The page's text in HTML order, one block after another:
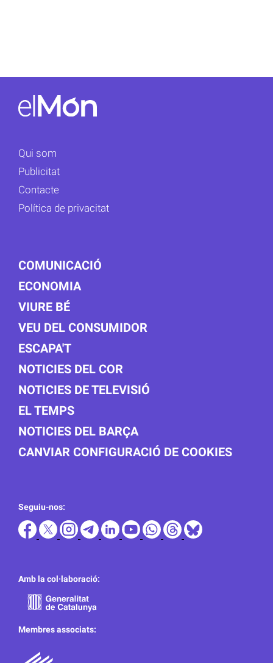
Qui som
Publicitat
Contacte
Política de privacitat
COMUNICACIÓ
ECONOMIA
VIURE BÉ
VEU DEL CONSUMIDOR
ESCAPA'T
NOTICIES DEL COR
NOTICIES DE TELEVISIÓ
EL TEMPS
NOTICIES DEL BARÇA
CANVIAR CONFIGURACIÓ DE COOKIES
Seguiu-nos:
Amb la col·laboració:
Membres associats: